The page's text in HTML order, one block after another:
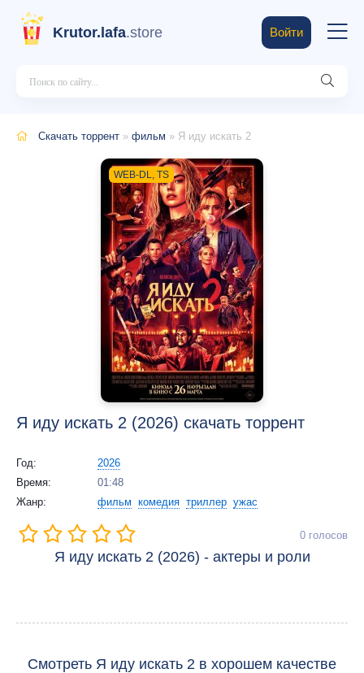
Krutor.lafa.store Войти
Скачать торрент » фильм » Я иду искать 2
WEB-DL, TS
Я иду искать 2 (2026) скачать торрент
Год:
2026
Время:
01:48
Жанр:
фильм комедия триллер ужас
0 голосов
Я иду искать 2 (2026) - актеры и роли
Смотреть Я иду искать 2 в хорошем качестве